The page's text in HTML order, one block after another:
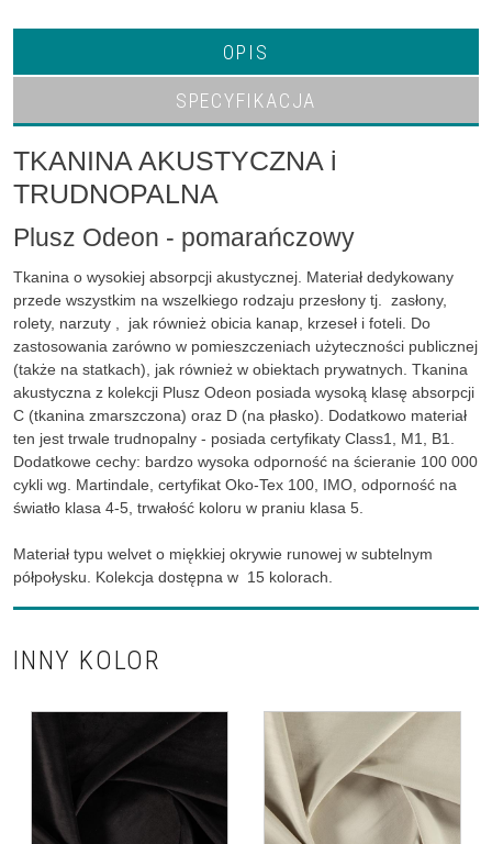
OPIS
SPECYFIKACJA
TKANINA AKUSTYCZNA i
TRUDNOPALNA
Plusz Odeon - pomarańczowy
Tkanina o wysokiej absorpcji akustycznej. Materiał dedykowany
przede wszystkim na wszelkiego rodzaju przesłony tj. zasłony,
rolety, narzuty , jak również obicia kanap, krzeseł i foteli. Do
zastosowania zarówno w pomieszczeniach użyteczności publicznej
(także na statkach), jak również w obiektach prywatnych. Tkanina
akustyczna z kolekcji Plusz Odeon posiada wysoką klasę absorpcji
C (tkanina zmarszczona) oraz D (na płasko). Dodatkowo materiał
ten jest trwale trudnopalny - posiada certyfikaty Class1, M1, B1.
Dodatkowe cechy: bardzo wysoka odporność na ścieranie 100 000
cykli wg. Martindale, certyfikat Oko-Tex 100, IMO, odporność na
światło klasa 4-5, trwałość koloru w praniu klasa 5.
Materiał typu welvet o miękkiej okrywie runowej w subtelnym
półpołysku. Kolekcja dostępna w 15 kolorach.
INNY KOLOR